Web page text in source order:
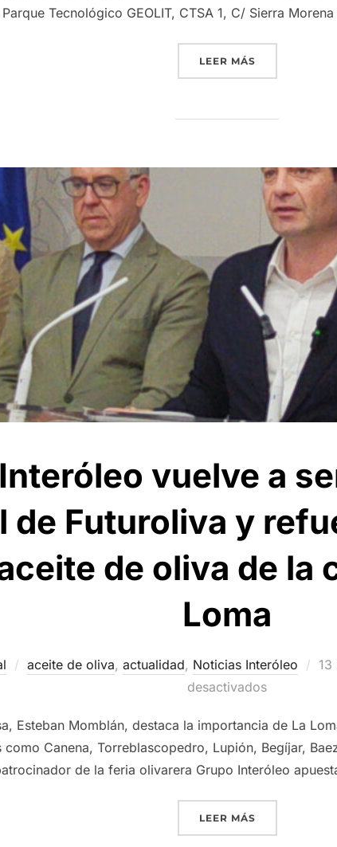
Tecnológico GEOLIT, CTSA 1, C/ Sierra
LEER MÁS«GRUPO
vuelve a
de Futuroliva y
de oliva de la
Loma
aceite de oliva, actualidad, Noticias Interóleo
desactivados
Esteban Momblán, destaca la importancia de La
Canena, Torreblascopedro, Lupión, Begíjar,
de la feria olivarera Grupo Interóleo
LEER MÁS«GRUPO